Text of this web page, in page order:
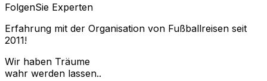
FolgenSie Experten
Erfahrung mit der Organisation von Fußballreisen seit
2011!
Wir haben Träume
wahr werden lassen..